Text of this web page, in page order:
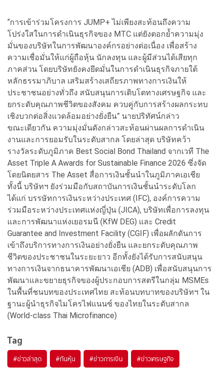
“การเข้าร่วมโครงการ JUMP+ ไม่เพียงสะท้อนถึงความ
โปร่งใสในการดำเนินธุรกิจของ MTC แต่ยังตอกย้ำความมุ่ง
มั่นของบริษัทในการพัฒนาองค์กรอย่างต่อเนื่อง เพื่อสร้าง
ความเชื่อมั่นให้แก่ผู้ถือหุ้น นักลงทุน และผู้มีส่วนได้เสียทุก
ภาคส่วน โดยบริษัทยังคงยึดมั่นในการดำเนินธุรกิจภายใต้
หลักธรรมาภิบาล เสริมสร้างเสถียรภาพทางการเงินให้
ประชาชนอย่างทั่วถึง สนับสนุนการเติบโตทางเศรษฐกิจ และ
ยกระดับคุณภาพชีวิตของสังคม ควบคู่กับการสร้างผลกระทบ
เชิงบวกต่อสิ่งแวดล้อมอย่างยั่งยืน” นายปริทัศน์กล่าว
ขณะเดียวกัน ความมุ่งมั่นดังกล่าวสะท้อนผ่านผลการดำเนิน
งานและการยอมรับในระดับสากล โดยล่าสุด บริษัทคว้า
รางวัลระดับภูมิภาค Best Social Bond Thailand จากเวที The
Asset Triple A Awards for Sustainable Finance 2026 ซึ่งจัด
โดยนิตยสาร The Asset สื่อการเงินชั้นนำในภูมิภาคเอเชีย
ทั้งนี้ บริษัทฯ ยังร่วมมือกับสถาบันการเงินชั้นนำระดับโลก
ได้แก่ บรรษัทการเงินระหว่างประเทศ (IFC), องค์การความ
ร่วมมือระหว่างประเทศแห่งญี่ปุ่น (JICA), บริษัทเพื่อการลงทุน
และการพัฒนาแห่งเยอรมนี (KfW DEG) และ Credit
Guarantee and Investment Facility (CGIF) เพื่อผลักดันการ
เข้าถึงบริการทางการเงินอย่างยั่งยืน และยกระดับคุณภาพ
ชีวิตของประชาชนในระยะยาว อีกทั้งยังได้รับการสนับสนุน
ทางการเงินจากธนาคารพัฒนาเอเชีย (ADB) เพื่อสนับสนุนการ
พัฒนาและขยายธุรกิจของผู้ประกอบการสตรีในกลุ่ม MSMEs
ในพื้นที่ชนบทของประเทศไทย สะท้อนบทบาทของบริษัทฯ ใน
ฐานะผู้นำธุรกิจไมโครไฟแนนซ์ ของไทยในระดับสากล
(World-class Thai Microfinance)
Tag
#ข่าวล่าสุด #ทันหุ้น #ข่าวการเงิน #ข่าวเศรษฐกิจ